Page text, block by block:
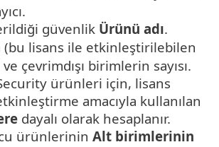
güvenlik Ürünü adı.
(bu lisans ile etkinleştirilebilen
çevrimdışı birimlerin sayısı.
ürünleri için, lisans
amacıyla kullanılan
dayalı olarak hesaplanır.
ürünlerinin Alt birimlerinin